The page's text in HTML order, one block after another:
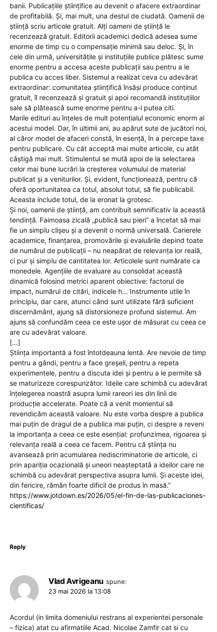
banii. Publicațiile științifice au devenit o afacere extraordinar
de profitabilă. Și, mai mult, una destul de ciudată. Oamenii de
știință scriu articole gratuit. Alți oameni de știință le
recenzează gratuit. Editorii academici dedică adesea sume
enorme de timp cu o compensație minimă sau deloc. Și, în
cele din urmă, universitățile și instituțiile publice plătesc sume
enorme pentru a accesa aceste publicații sau pentru a le
publica cu acces liber. Sistemul a realizat ceva cu adevărat
extraordinar: comunitatea științifică însăși produce conținut
gratuit, îl recenzează și gratuit și apoi recomandă instituțiilor
sale să plătească sume enorme pentru a-l putea citi.
Marile edituri au înțeles de mult potențialul economic enorm al
acestui model. Dar, în ultimii ani, au apărut sute de jucători noi,
al căror model de afaceri constă, în esență, în a percepe taxe
pentru publicare. Cu cât acceptă mai multe articole, cu atât
câștigă mai mult. Stimulentul se mută apoi de la selectarea
celor mai bune lucrări la creșterea volumului de material
publicat și a veniturilor. Și, evident, funcționează, pentru că
oferă oportunitatea ca totul, absolut totul, să fie publicabil.
Aceasta include totul, de la eronat la grotesc.
Și noi, oamenii de știință, am contribuit semnificativ la această
tendință. Faimoasa zicală „publică sau pieri” a încetat să mai
fie un simplu clișeu și a devenit o normă universală. Carierele
academice, finanțarea, promovările și evaluările depind toate
de numărul de publicații – nu neapărat de relevanța lor reală,
ci pur și simplu de cantitatea lor. Articolele sunt numărate ca
monedele. Agențiile de evaluare au consolidat această
dinamică folosind metrici aparent obiective: factorul de
impact, numărul de citări, indicele h… Instrumente utile în
principiu, dar care, atunci când sunt utilizate fără suficient
discernământ, ajung să distorsioneze profund sistemul. Am
ajuns să confundăm ceea ce este ușor de măsurat cu ceea ce
are cu adevărat valoare.
[…]
Știința importantă a fost întotdeauna lentă. Are nevoie de timp
pentru a gândi, pentru a face greșeli, pentru a repeta
experimentele, pentru a discuta idei și pentru a le permite să
se maturizeze corespunzător. Ideile care schimbă cu adevărat
înțelegerea noastră asupra lumii rareori ies din linii de
producție accelerate. Poate că a venit momentul să
revendicăm această valoare. Nu este vorba despre a publica
mai puțin de dragul de a publica mai puțin, ci despre a reveni
la importanța a ceea ce este esențial: profunzimea, rigoarea și
relevanța reală a ceea ce facem. Pentru că știința nu
avansează prin acumularea nediscriminatorie de articole, ci
prin apariția ocazională și uneori neașteptată a ideilor care ne
schimbă cu adevărat perspectiva asupra lumii. Și aceste idei,
din fericire, rămân foarte dificil de produs în masă.”
https://www.jotdown.es/2026/05/el-fin-de-las-publicaciones-
cientificas/
Reply
Vlad Avrigeanu spune:
23 mai 2026 la 13:08
Acordul (in limita domeniului restrans al experientei personale
– fizica) atat cu afirmatiile Acad. Nicolae Zamfir cat si cu